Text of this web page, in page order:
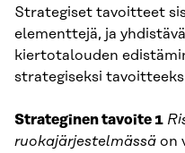
Strategiset tavoitteet
elementtejä, ja
kiertotalouden
strategiseksi
Strateginen tavoite 1
ruokajärjestelmässä on